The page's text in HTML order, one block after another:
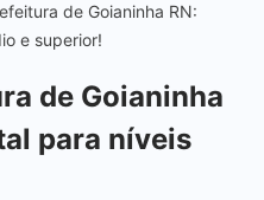
de Goianinha RN:
e superior!
de Goianinha
para níveis